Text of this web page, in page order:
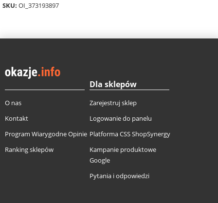
SKU: OI_373193897
O nas
Kontakt
Program Wiarygodne Opinie
Ranking sklepów
Dla sklepów
Zarejestruj sklep
Logowanie do panelu
Platforma CSS ShopSynergy
Kampanie produktowe
Google
Pytania i odpowiedzi